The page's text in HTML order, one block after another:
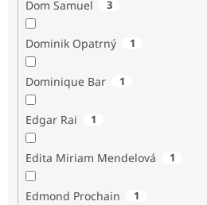
Dom Samuel 3
Dominik Opatrný 1
Dominique Bar 1
Edgar Rai 1
Edita Miriam Mendelová 1
Edmond Prochain 1